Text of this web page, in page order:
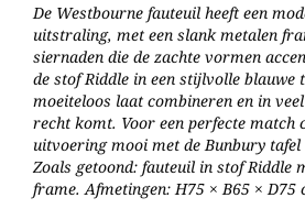
De Westbourne fauteuil heeft een
uitstraling, met een slank metalen
siernaden die de zachte vormen
de stof Riddle in een stijlvolle blauwe
moeiteloos laat combineren en in
recht komt. Voor een perfecte match
uitvoering mooi met de Bunbury
Zoals getoond: fauteuil in stof Riddle
frame. Afmetingen: H75 × B65 × D75